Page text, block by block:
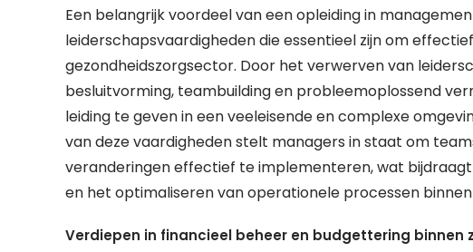
Een belangrijk voordeel van een opleiding in
leiderschapsvaardigheden die essentieel zijn om
gezondheidszorgsector. Door het verwerven van
besluitvorming, teambuilding en probleemoplossend
leiding te geven in een veeleisende en complexe
van deze vaardigheden stelt managers in staat om
veranderingen effectief te implementeren, wat
en het optimaliseren van operationele processen
Verdiepen in financieel beheer en budgettering binnen